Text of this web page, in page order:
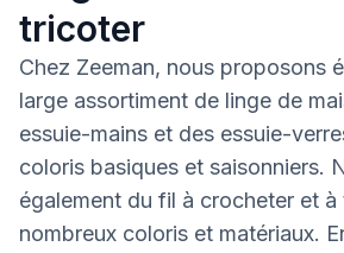
tricoter
Chez Zeeman, nous proposons
large assortiment de linge de
essuie-mains et des essuie-
coloris basiques et saisonniers.
également du fil à crocheter et
nombreux coloris et matériaux.